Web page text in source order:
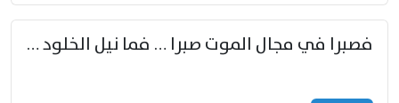
فصبرا في مجال الموت صبرا … فما نيل الخلود بمستطاع